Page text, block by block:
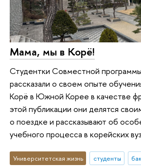
Мама, мы в Корё!
Студентки Совместной
рассказали о своем опыте
Корё в Южной Корее в качестве
этой публикации они делятся
о поездке и рассказывают об
учебного процесса в корейских
Университетская жизнь студенты